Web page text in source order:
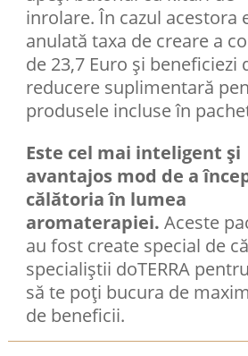
inrolare. În cazul acestora
anulată taxa de creare a
de 23,7 Euro și beneficiezi
reducere suplimentară
produsele incluse în
Este cel mai inteligent și
avantajos mod de a
călătoria în lumea
aromaterapiei. Aceste
au fost create special de
specialiștii doTERRA
să te poți bucura de
de beneficii.